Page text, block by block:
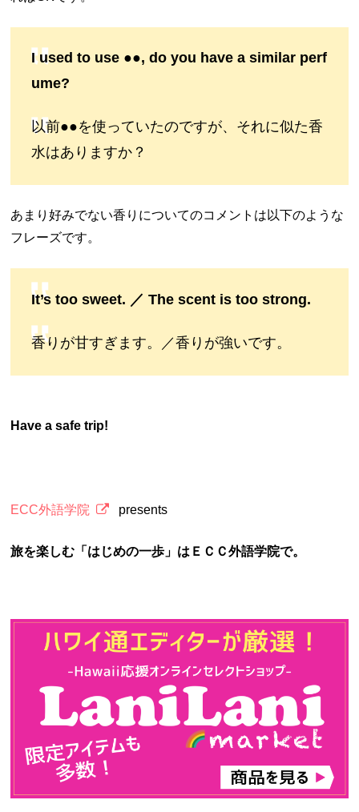
I used to use ●●, do you have a similar perf
ume?
以前●●を使っていたのですが、それに似た香
水はありますか？
あまり好みでない香りについてのコメントは以下のような
フレーズです。
It’s too sweet. ／ The scent is too strong.
香りが甘すぎます。／香りが強いです。
Have a safe trip!
ECC外語学院 presents
旅を楽しむ「はじめの一歩」はＥＣＣ外語学院で。